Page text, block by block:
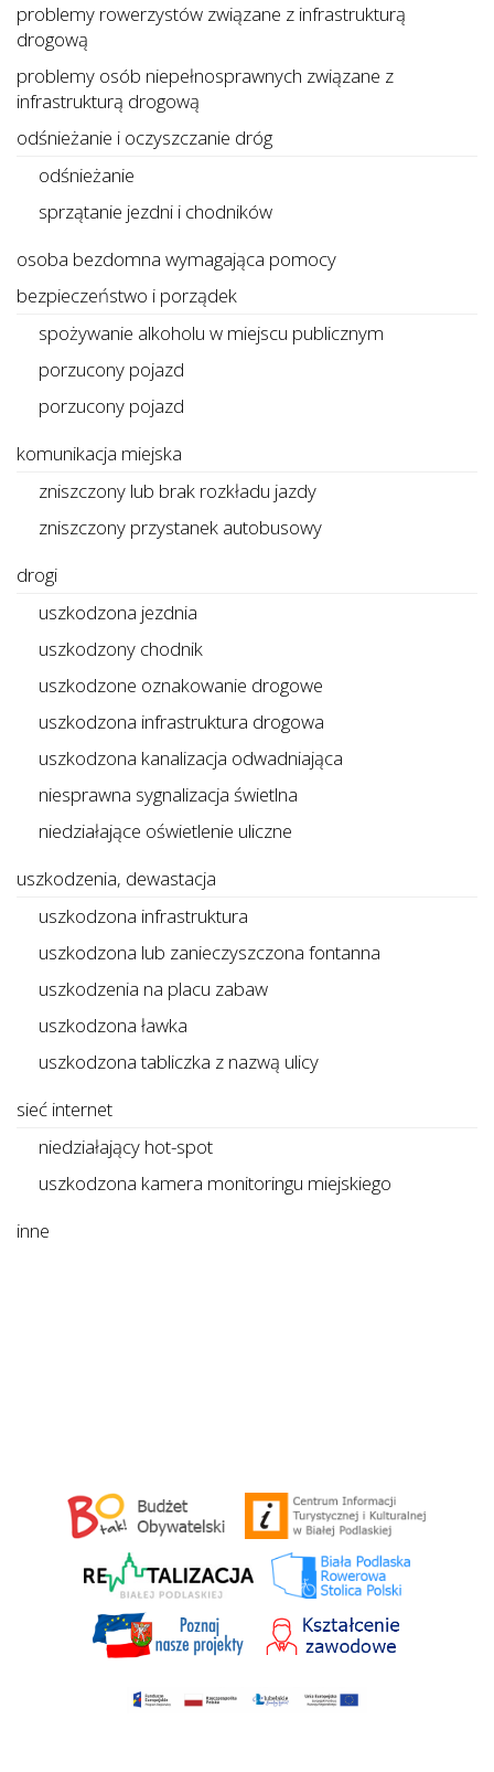
problemy rowerzystów związane z infrastrukturą
drogową
problemy osób niepełnosprawnych związane z
infrastrukturą drogową
odśnieżanie i oczyszczanie dróg
odśnieżanie
sprzątanie jezdni i chodników
osoba bezdomna wymagająca pomocy
bezpieczeństwo i porządek
spożywanie alkoholu w miejscu publicznym
porzucony pojazd
porzucony pojazd
komunikacja miejska
zniszczony lub brak rozkładu jazdy
zniszczony przystanek autobusowy
drogi
uszkodzona jezdnia
uszkodzony chodnik
uszkodzone oznakowanie drogowe
uszkodzona infrastruktura drogowa
uszkodzona kanalizacja odwadniająca
niesprawna sygnalizacja świetlna
niedziałające oświetlenie uliczne
uszkodzenia, dewastacja
uszkodzona infrastruktura
uszkodzona lub zanieczyszczona fontanna
uszkodzenia na placu zabaw
uszkodzona ławka
uszkodzona tabliczka z nazwą ulicy
sieć internet
niedziałający hot-spot
uszkodzona kamera monitoringu miejskiego
inne